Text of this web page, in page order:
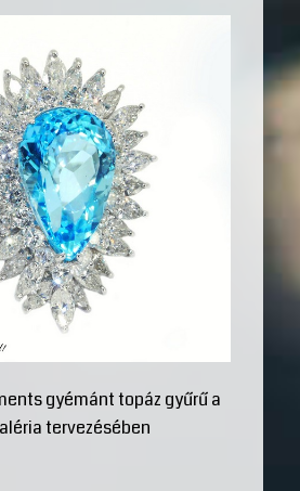
gyémánt topáz gyűrű a
tervezésében